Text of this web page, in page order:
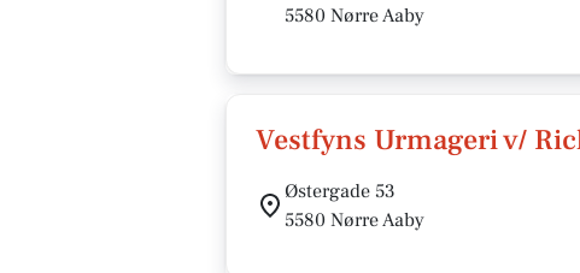
5580 Nørre Aaby
Vestfyns Urmageri v/
Østergade 53
5580 Nørre Aaby